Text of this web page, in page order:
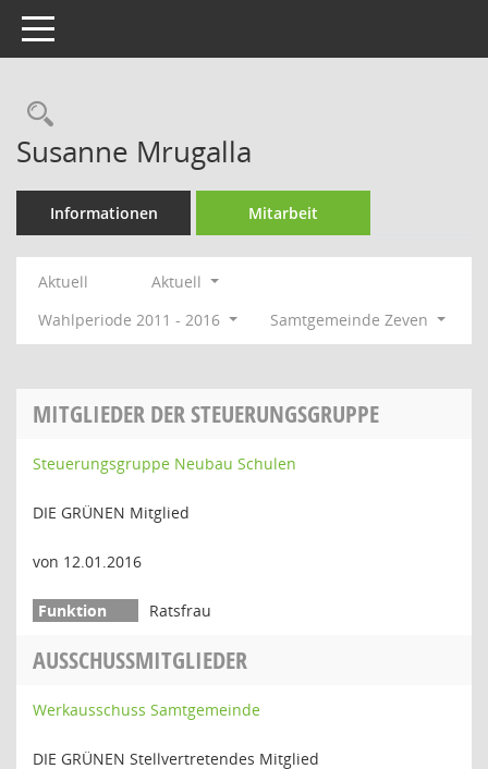
Toggle navigation
Rechercheauswahl
Susanne Mrugalla
Informationen Mitarbeit
Aktuell
Aktuell
Wahlperiode 2011 - 2016
Samtgemeinde Zeven
MITGLIEDER DER STEUERUNGSGRUPPE
Steuerungsgruppe Neubau Schulen
DIE GRÜNEN Mitglied
von 12.01.2016
Ratsfrau
AUSSCHUSSMITGLIEDER
Werkausschuss Samtgemeinde
DIE GRÜNEN Stellvertretendes Mitglied